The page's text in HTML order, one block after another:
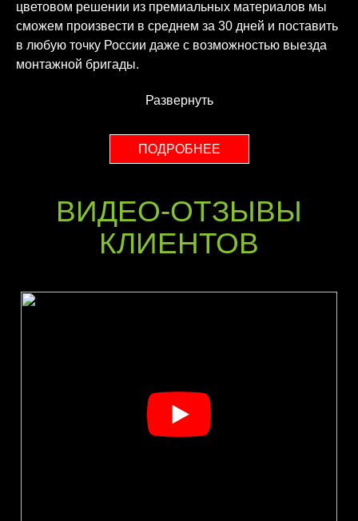
цветовом решении из премиальных материалов мы
сможем произвести в среднем за 30 дней и поставить
в любую точку России даже с возможностью выезда
монтажной бригады.
Развернуть
ПОДРОБНЕЕ
ВИДЕО-ОТЗЫВЫ
КЛИЕНТОВ